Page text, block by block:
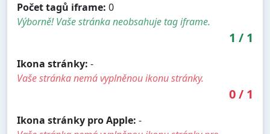
Počet tagů iframe: 0
Výborně! Vaše stránka neobsahuje tag iframe.
1 / 1
Ikona stránky: -
Vaše stránka nemá vyplněnou ikonu stránky.
0/ 1
Ikona stránky pro Apple: -